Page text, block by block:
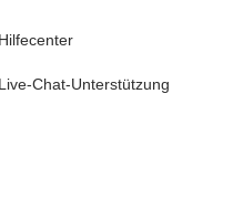
Hilfecenter
Live-Chat-Unterstützung